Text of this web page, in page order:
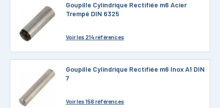
Goupille Cylindrique Rectifiée m6 Acier
Trempé DIN 6325
Voirles 214 références
Goupille Cylindrique Rectifiée m6 Inox A1 DIN
7
Voirles 156 références